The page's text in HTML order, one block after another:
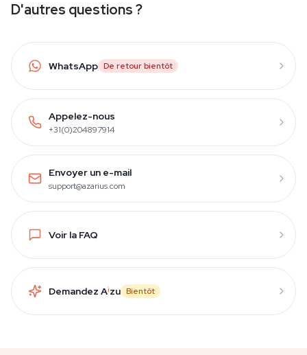
D'autres questions ?
WhatsApp De retour bientôt
Appelez-nous
+31(0)204897914
Envoyer un e-mail
support@azarius.com
Voir la FAQ
Demandez Aizu Bientôt